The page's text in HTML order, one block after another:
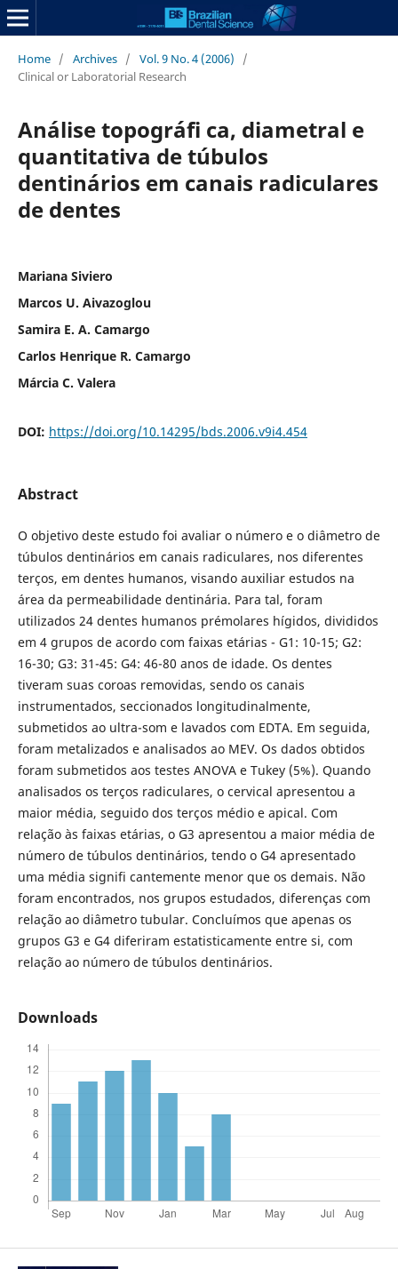
Home / Archives / Vol. 9 No. 4 (2006)
/
Clinical or Laboratorial Research
Análise topográfi ca, diametral e
quantitativa de túbulos
dentinários em canais radiculares
de dentes
Mariana Siviero
Marcos U. Aivazoglou
Samira E. A. Camargo
Carlos Henrique R. Camargo
Márcia C. Valera
DOI: https://doi.org/10.14295/bds.2006.v9i4.454
Abstract
O objetivo deste estudo foi avaliar o número e o diâmetro de
túbulos dentinários em canais radiculares, nos diferentes
terços, em dentes humanos, visando auxiliar estudos na
área da permeabilidade dentinária. Para tal, foram
utilizados 24 dentes humanos prémolares hígidos, divididos
em 4 grupos de acordo com faixas etárias - G1: 10-15; G2:
16-30; G3: 31-45: G4: 46-80 anos de idade. Os dentes
tiveram suas coroas removidas, sendo os canais
instrumentados, seccionados longitudinalmente,
submetidos ao ultra-som e lavados com EDTA. Em seguida,
foram metalizados e analisados ao MEV. Os dados obtidos
foram submetidos aos testes ANOVA e Tukey (5%). Quando
analisados os terços radiculares, o cervical apresentou a
maior média, seguido dos terços médio e apical. Com
relação às faixas etárias, o G3 apresentou a maior média de
número de túbulos dentinários, tendo o G4 apresentado
uma média signifi cantemente menor que os demais. Não
foram encontrados, nos grupos estudados, diferenças com
relação ao diâmetro tubular. Concluímos que apenas os
grupos G3 e G4 diferiram estatisticamente entre si, com
relação ao número de túbulos dentinários.
Downloads